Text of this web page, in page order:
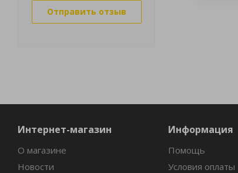
Отправить отзыв
Интернет-магазин
О магазине
Новости
Информация
Помощь
Условия оплаты